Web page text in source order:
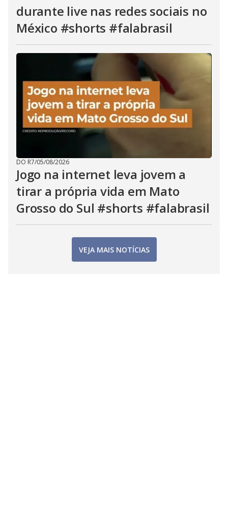
durante live nas redes sociais no
México #shorts #falabrasil
DO R7/05/08/2026
Jogo na internet leva jovem a
tirar a própria vida em Mato
Grosso do Sul #shorts #falabrasil
VEJA MAIS NOTÍCIAS